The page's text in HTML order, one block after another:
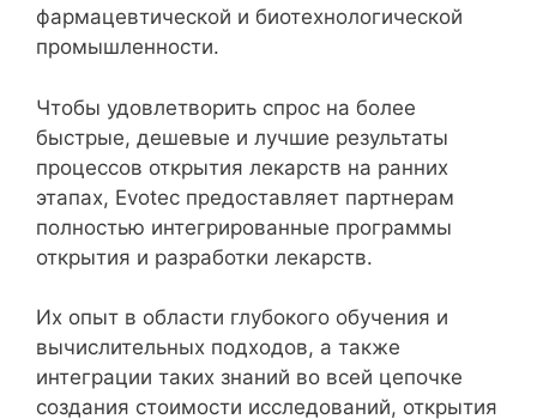
фармацевтической и биотехнологической
промышленности.
Чтобы удовлетворить спрос на более
быстрые, дешевые и лучшие результаты
процессов открытия лекарств на ранних
этапах, Evotec предоставляет партнерам
полностью интегрированные программы
открытия и разработки лекарств.
Их опыт в области глубокого обучения и
вычислительных подходов, а также
интеграции таких знаний во всей цепочке
создания стоимости исследований, открытия